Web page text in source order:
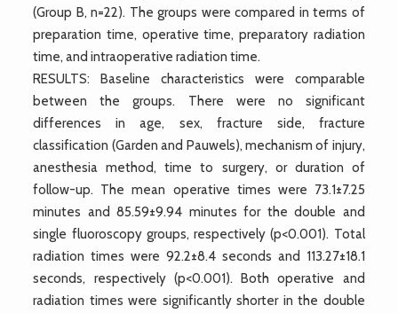
(Group B, n=22). The groups were compared in terms of
preparation time, operative time, preparatory radiation
time, and intraoperative radiation time.
RESULTS: Baseline characteristics were comparable
between the groups. There were no significant
differences in age, sex, fracture side, fracture
classification (Garden and Pauwels), mechanism of injury,
anesthesia method, time to surgery, or duration of
follow-up. The mean operative times were 73.1±7.25
minutes and 85.59±9.94 minutes for the double and
single fluoroscopy groups, respectively (p<0.001). Total
radiation times were 92.2±8.4 seconds and 113.27±18.1
seconds, respectively (p<0.001). Both operative and
radiation times were significantly shorter in the double